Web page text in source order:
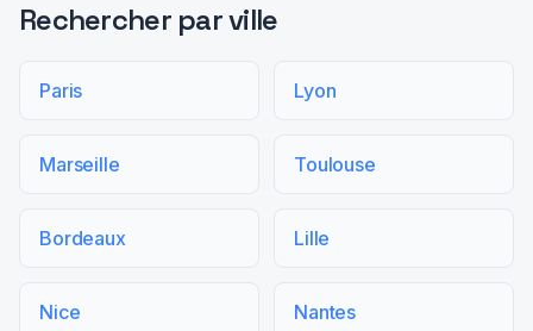
Rechercher par ville
Paris Lyon
Marseille Toulouse
Bordeaux Lille
Nice Nantes